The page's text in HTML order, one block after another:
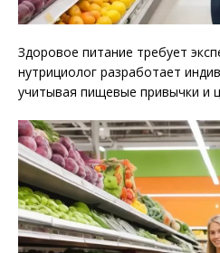
Здоровое питание требует
нутрициолог разработает
учитывая пищевые привычки и